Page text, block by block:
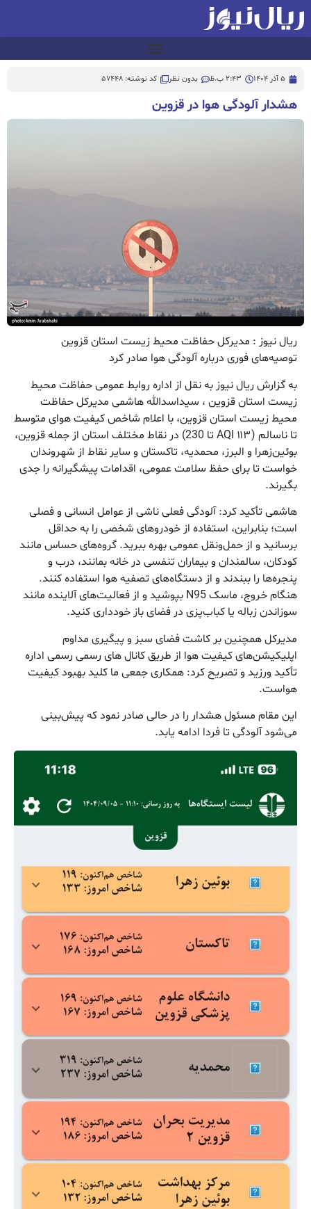
5 آذر 1404 2:43 ب.ظ بدون نظر کد نوشته: 57448
هشدار آلودگی هوا در قزوین
ریال نیوز : مدیرکل حفاظت محیط زیست استان قزوین
توصیه‌های فوری درباره آلودگی هوا صادر کرد
به گزارش ریال نیوز به نقل از اداره روابط عمومی حفاظت محیط
زیست استان قزوین ، سیداسدالله هاشمی مدیرکل حفاظت
محیط زیست استان قزوین، با اعلام شاخص کیفیت هوای متوسط
تا ناسالم (AQI ۱۱۳ تا 230) در نقاط مختلف استان از جمله قزوین،
بوئین‌زهرا و البرز، محمدیه، تاکستان و سایر نقاط از شهروندان
خواست تا برای حفظ سلامت عمومی، اقدامات پیشگیرانه را جدی
بگیرند.
هاشمی تأکید کرد: آلودگی فعلی ناشی از عوامل انسانی و فصلی
است؛ بنابراین، استفاده از خودروهای شخصی را به حداقل
برسانید و از حمل‌ونقل عمومی بهره ببرید. گروه‌های حساس مانند
کودکان، سالمندان و بیماران تنفسی در خانه بمانند، درب و
پنجره‌ها را ببندند و از دستگاه‌های تصفیه هوا استفاده کنند.
هنگام خروج، ماسک N95 بپوشید و از فعالیت‌های آلاینده مانند
سوزاندن زباله یا کباب‌پزی در فضای باز خودداری کنید.
مدیرکل همچنین بر کاشت فضای سبز و پیگیری مداوم
اپلیکیشن‌های کیفیت هوا از طریق کانال های رسمی رسمی اداره
تأکید ورزید و تصریح کرد: همکاری جمعی ما کلید بهبود کیفیت
هواست.
این مقام مسئول هشدار را در حالی صادر نمود که پیش‌بینی
می‌شود آلودگی تا فردا ادامه یابد.